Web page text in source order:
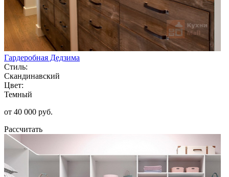
Гардеробная Дедзима
Стиль:
Скандинавский
Цвет:
Темный
от 40 000 руб.
Рассчитать